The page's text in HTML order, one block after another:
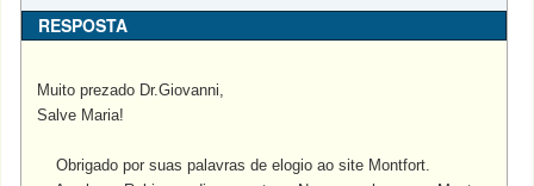
RESPOSTA
Muito prezado Dr.Giovanni,
Salve Maria!
Obrigado por suas palavras de elogio ao site Montfort.